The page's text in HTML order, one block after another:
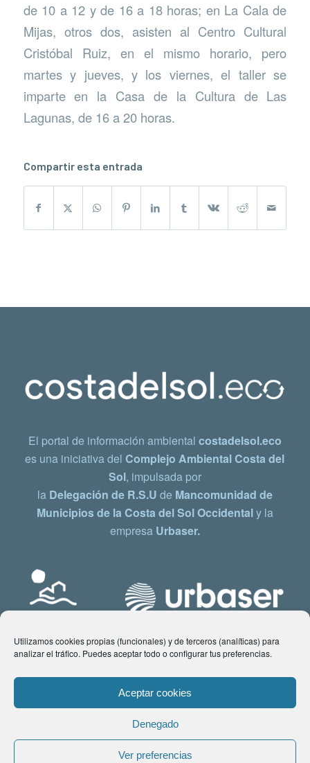
Utilizamos cookies propias (funcionales) y de terceros (analíticas) para
analizar el tráfico. Puedes aceptar todo o configurar tus preferencias.
Aceptar cookies
Denegado
Ver preferencias
de 10 a 12 y de 16 a 18 horas; en La Cala de
Mijas, otros dos, asisten al Centro Cultural
Cristóbal Ruiz, en el mismo horario, pero
martes y jueves, y los viernes, el taller se
imparte en la Casa de la Cultura de Las
Lagunas, de 16 a 20 horas.
Compartir esta entrada
El portal de información ambiental costadelsol.eco
es una iniciativa delComplejo Ambiental Costa del
Sol, impulsada por
la Delegación de R.S.U de Mancomunidad de
Municipios de la Costa del Sol Occidentaly la
empresa Urbaser.
© Copyright 2021 www.costadelsol.eco. Todos los derechos reservados |